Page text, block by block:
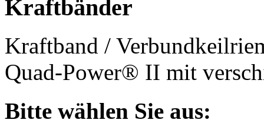
Kraftbänder
Kraftband /
Quad-Power® II mit
Bitte wählen Sie aus: